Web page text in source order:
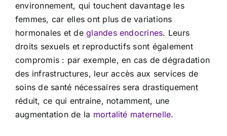
environnement, qui touchent davantage les
femmes, car elles ont plus de variations
hormonales et deglandes endocrines. Leurs
droits sexuels et reproductifs sont également
compromis : par exemple, en cas de dégradation
des infrastructures, leur accès aux services de
soins de santé nécessaires sera drastiquement
réduit, ce qui entraine, notamment, une
augmentation de la mortalité maternelle.